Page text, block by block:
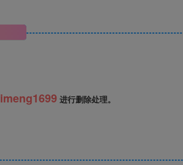
进行删除处理。